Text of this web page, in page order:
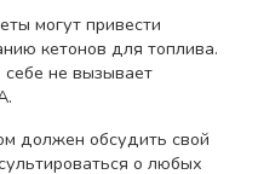
могут привести
кетонов для топлива.
не вызывает
должен обсудить свой
о любых